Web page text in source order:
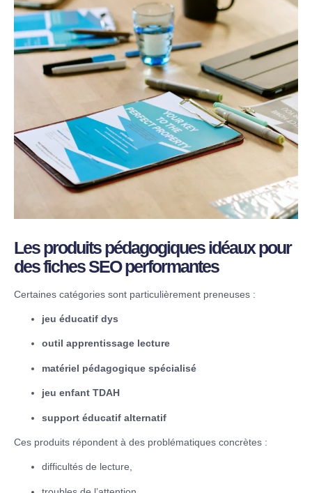
Les produits pédagogiques idéaux pour
des fiches SEO performantes
Certaines catégories sont particulièrement preneuses :
jeu éducatif dys
outil apprentissage lecture
matériel pédagogique spécialisé
jeu enfant TDAH
support éducatif alternatif
Ces produits répondent à des problématiques concrètes :
difficultés de lecture,